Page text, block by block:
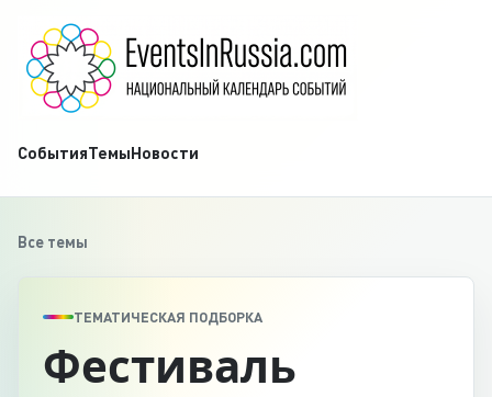
СобытияТемыНовости
Все темы
ТЕМАТИЧЕСКАЯ ПОДБОРКА
Фестиваль